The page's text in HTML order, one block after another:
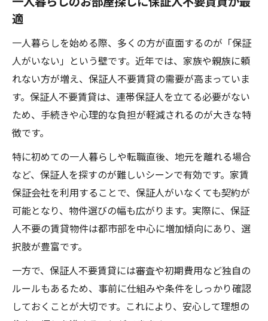
適
一人暮らしを始める際、多くの方が直面するのが「保証
人がいない」という壁です。近年では、家族や親族に頼
れない方が増え、保証人不要賃貸の需要が高まっていま
す。保証人不要賃貸は、連帯保証人を立てる必要がない
ため、手続きや心理的な負担が軽減されるのが大きな特
徴です。
特に初めての一人暮らしや転職直後、地元を離れる場合
など、保証人を探すのが難しいシーンで有効です。家賃
保証会社を利用することで、保証人がいなくても契約が
可能となり、物件選びの幅も広がります。実際に、保証
人不要の賃貸物件は都市部を中心に増加傾向にあり、選
択肢が豊富です。
一方で、保証人不要賃貸には審査や初期費用など独自の
ルールもあるため、事前に仕組みや条件をしっかり確認
しておくことが大切です。これにより、安心して理想の